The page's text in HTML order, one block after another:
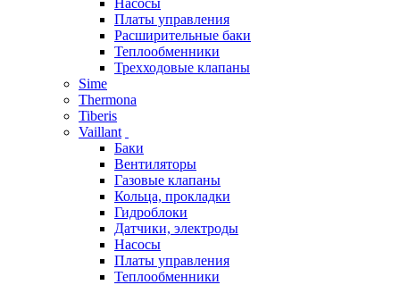
Насосы
Платы управления
Расширительные баки
Теплообменники
Трехходовые клапаны
Sime
Thermona
Tiberis
Vaillant
Баки
Вентиляторы
Газовые клапаны
Кольца, прокладки
Гидроблоки
Датчики, электроды
Насосы
Платы управления
Теплообменники